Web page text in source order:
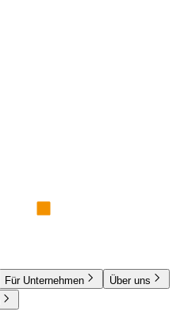
Für Unternehmen
Über uns